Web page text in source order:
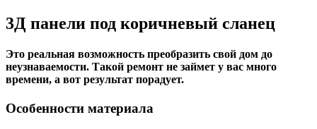
3Д панели под коричневый сланец
Это реальная возможность преобразить свой дом до
неузнаваемости. Такой ремонт не займет у вас много
времени, а вот результат порадует.
Особенности материала